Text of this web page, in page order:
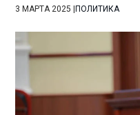
3 МАРТА 2025 |ПОЛИТИКА